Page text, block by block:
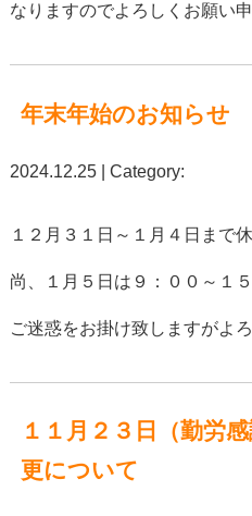
なりますのでよろしくお願い
年末年始のお知らせ
2024.12.25 | Category:
１２月３１日～１月４日まで
尚、１月５日は９：００～１
ご迷惑をお掛け致しますがよ
１１月２３日（勤労
更について